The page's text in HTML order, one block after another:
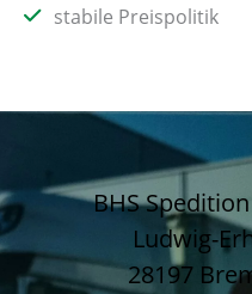
stabile Preispolitik
BHS
Ludwig-
28197